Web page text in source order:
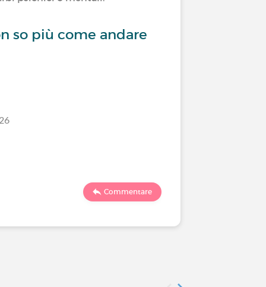
so più come andare
Commentare